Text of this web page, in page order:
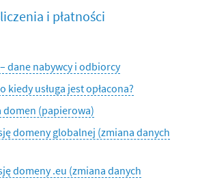
i płatności
dane nabywcy i odbiorcy
kiedy usługa jest opłacona?
domen (papierowa)
domeny globalnej (zmiana danych
domeny .eu (zmiana danych